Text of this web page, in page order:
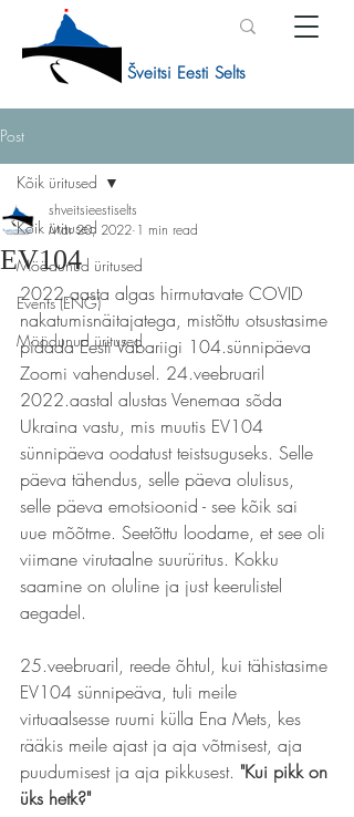
Šveitsi Eesti Selts
Post
Kõik üritused
Möödunud üritused
Events (ENG)
Möödunud üritused
Kõik üritused
EV104
shveitsieestiselts
Mar 20, 2022 1 min read
2022.aasta algas hirmutavate COVID
nakatumisnäitajatega, mistõttu otsustasime
pidada Eesti Vabariigi 104.sünnipäeva
Zoomi vahendusel. 24.veebruaril
2022.aastal alustas Venemaa sõda
Ukraina vastu, mis muutis EV104
sünnipäeva oodatust teistsuguseks. Selle
päeva tähendus, selle päeva olulisus,
selle päeva emotsioonid - see kõik sai
uue mõõtme. Seetõttu loodame, et see oli
viimane virutaalne suurüritus. Kokku
saamine on oluline ja just keerulistel
aegadel.
25.veebruaril, reede õhtul, kui tähistasime
EV104 sünnipeäva, tuli meile
virtuaalsesse ruumi külla Ena Mets, kes
rääkis meile ajast ja aja võtmisest, aja
puudumisest ja aja pikkusest. "Kui pikk on
üks hetk?"